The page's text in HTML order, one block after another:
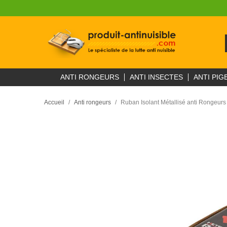
ANTI RONGEURS ANTI INSECTES ANTI
Accueil Anti rongeurs Ruban Isolant Métallisé anti